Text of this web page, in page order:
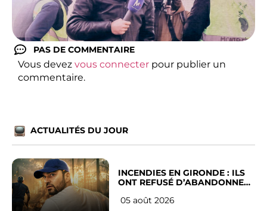
PAS DE COMMENTAIRE
Vous devez vous connecter pour publier un
commentaire.
ACTUALITÉS DU JOUR
INCENDIES EN GIRONDE : ILS
ONT REFUSÉ D’ABANDONNER
05 août 2026